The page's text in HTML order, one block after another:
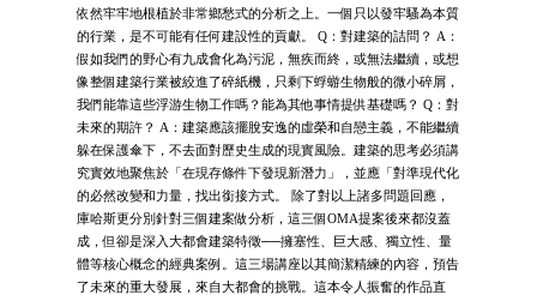
依然牢牢地根植於非常鄉愁式的分析之上。一個只以發牢騷為本質
的行業，是不可能有任何建設性的貢獻。 Q：對建築的詰問？ A：
假如我們的野心有九成會化為污泥，無疾而終，或無法繼續，或想
像整個建築行業被絞進了碎紙機，只剩下蜉蝣生物般的微小碎屑，
我們能靠這些浮游生物工作嗎？能為其他事情提供基礎嗎？ Q：對
未來的期許？ A：建築應該擺脫安逸的虛榮和自戀主義，不能繼續
躲在保護傘下，不去面對歷史生成的現實風險。建築的思考必須講
究實效地聚焦於「在現存條件下發現新潛力」，並應「對準現代化
的必然改變和力量，找出銜接方式。 除了對以上諸多問題回應，
庫哈斯更分別針對三個建案做分析，這三個OMA提案後來都沒蓋
成，但卻是深入大都會建築特徵──擁塞性、巨大感、獨立性、量
體等核心概念的經典案例。這三場講座以其簡潔精練的內容，預告
了未來的重大發展，來自大都會的挑戰。這本令人振奮的作品直